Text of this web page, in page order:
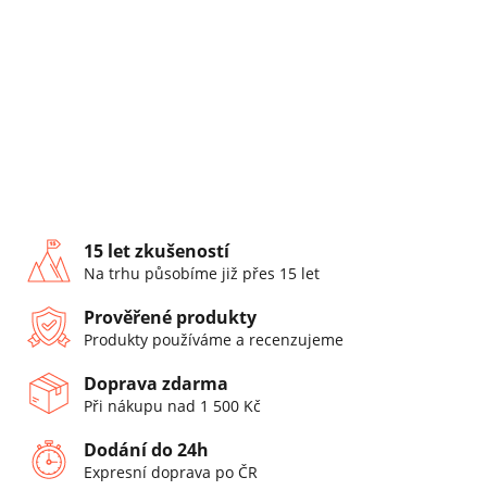
15 let zkušeností
Na trhu působíme již přes 15 let
Prověřené produkty
Produkty používáme a recenzujeme
Doprava zdarma
Při nákupu nad 1 500 Kč
Dodání do 24h
Expresní doprava po ČR